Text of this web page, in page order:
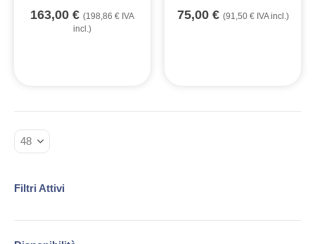
163,00 € (198,86 € IVA
incl.)
75,00 € (91,50 €IVA incl.)
Filtri Attivi